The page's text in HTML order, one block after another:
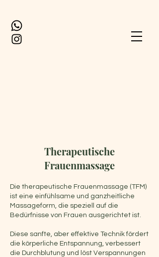
Therapeutische
Frauenmassage
Die therapeutische Frauenmassage (TFM)
ist eine einfühlsame und ganzheitliche
Massageform, die speziell auf die
Bedürfnisse von Frauen ausgerichtet ist.
Diese sanfte, aber effektive Technik fördert
die körperliche Entspannung, verbessert
die Durchblutung und löst Verspannungen